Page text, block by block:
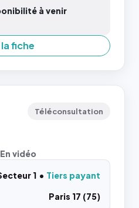
à venir
fiche
Téléconsultation
vidéo
1
Tiers payant
Paris 17 (75)